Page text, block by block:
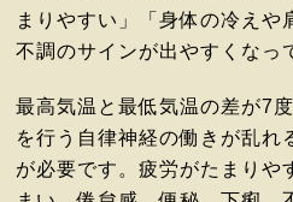
まりやすい」「身体の冷えや
不調のサインが出やすくなっ
最高気温と最低気温の差が7
を行う自律神経の働きが乱れ
が必要です。疲労がたまりや